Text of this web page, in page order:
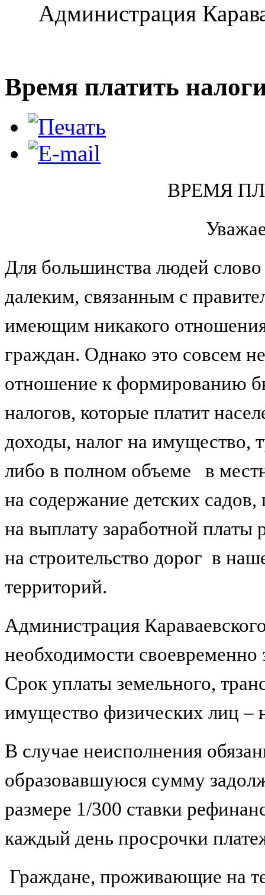
Администрация
Время платить
ВРЕМЯ
Для большинства людей
далеким, связанным с
имеющим никакого
граждан. Однако это совсем
отношение к формированию
налогов, которые платит
доходы, налог на имущество,
либо в полном объеме
в
на содержание детских
на выплату заработной
на строительство дорог в
территорий.
Администрация
необходимости
Срок уплаты земельного,
имущество физических лиц –
В случае неисполнения
образовавшуюся сумму
размере 1/300 ставки
каждый день просрочки
Граждане, проживающие на